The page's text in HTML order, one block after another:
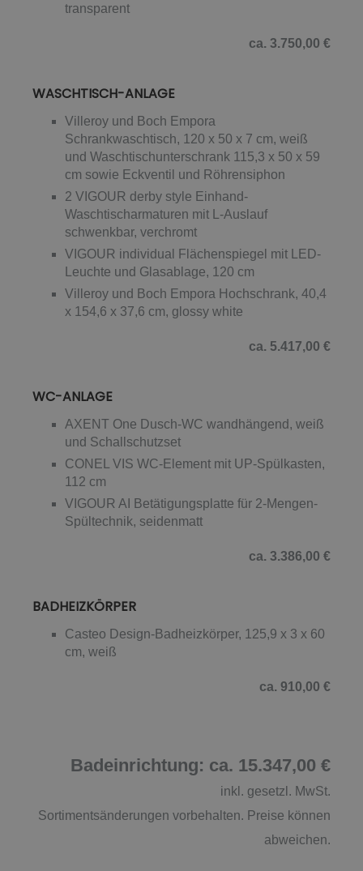
transparent
ca. 3.750,00 €
WASCHTISCH-ANLAGE
Villeroy und Boch Empora
Schrankwaschtisch, 120 x 50 x 7 cm, weiß
und Waschtischunterschrank 115,3 x 50 x 59
cm sowie Eckventil und Röhrensiphon
2 VIGOUR derby style Einhand-
Waschtischarmaturen mit L-Auslauf
schwenkbar, verchromt
VIGOUR individual Flächenspiegel mit LED-
Leuchte und Glasablage, 120 cm
Villeroy und Boch Empora Hochschrank, 40,4
x 154,6 x 37,6 cm, glossy white
ca. 5.417,00 €
WC-ANLAGE
AXENT One Dusch-WC wandhängend, weiß
und Schallschutzset
CONEL VIS WC-Element mit UP-Spülkasten,
112 cm
VIGOUR AI Betätigungsplatte für 2-Mengen-
Spültechnik, seidenmatt
ca. 3.386,00 €
BADHEIZKÖRPER
Casteo Design-Badheizkörper, 125,9 x 3 x 60
cm, weiß
ca. 910,00 €
Badeinrichtung: ca. 15.347,00 €
inkl. gesetzl. MwSt.
Sortimentsänderungen vorbehalten. Preise können
abweichen.